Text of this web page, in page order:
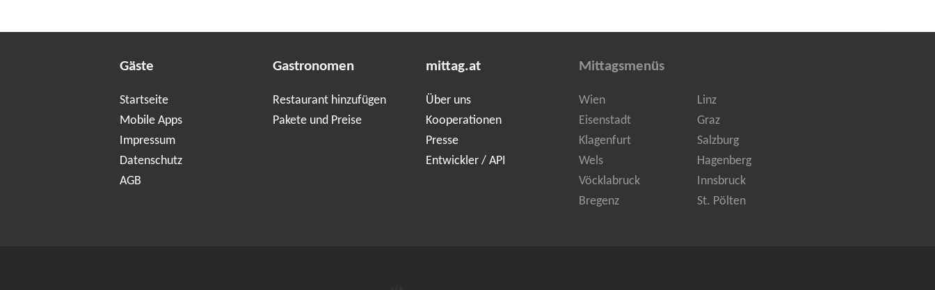
Gäste
Startseite
Mobile Apps
Impressum
Datenschutz
AGB
Gastronomen
Restaurant hinzufügen
Pakete und Preise
mittag.at
Über uns
Kooperationen
Presse
Entwickler / API
Mittagsmenüs
Wien
Linz
Eisenstadt
Graz
Klagenfurt
Salzburg
Wels
Hagenberg
Vöcklabruck
Innsbruck
Bregenz
St. Pölten